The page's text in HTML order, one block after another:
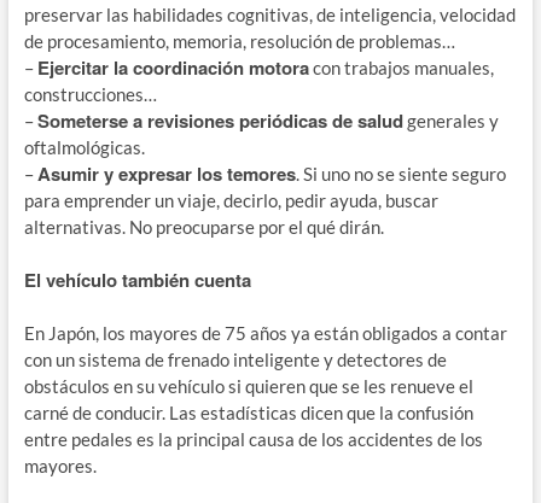
preservar las habilidades cognitivas, de inteligencia, velocidad
de procesamiento, memoria, resolución de problemas…
– Ejercitar la coordinación motoracon trabajos manuales,
construcciones…
–Someterse a revisiones periódicas de saludgenerales y
oftalmológicas.
–Asumir y expresar los temores. Si uno no se siente seguro
para emprender un viaje, decirlo, pedir ayuda, buscar
alternativas. No preocuparse por el qué dirán.
El vehículo también cuenta
En Japón, los mayores de 75 años ya están obligados a contar
con un sistema de frenado inteligente y detectores de
obstáculos en su vehículo si quieren que se les renueve el
carné de conducir. Las estadísticas dicen que la confusión
entre pedales es la principal causa de los accidentes de los
mayores.